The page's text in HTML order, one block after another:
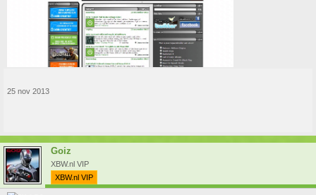
25 nov 2013
Goiz
XBW.nl VIP
XBW.nl VIP